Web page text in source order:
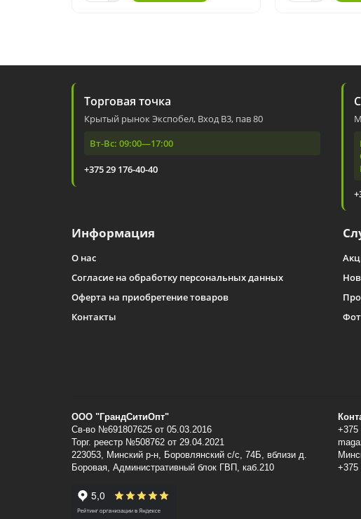
Торговая точка
Крытый рынок Экспобел, Вход В3, пав 80
Вт-Вс: 09:00—17:00
+375 29 176-40-40
Информация
О нас
Согласие на обработку персональных данных
Оферта на приобретение товаров
Контакты
ООО "ГрандСитиОпт"
Св-во №691807625 от 05.03.2016
Торг. реестр №508762 от 29.04.2021
223053, Минский p-н, Боровлянский с/с, 74Б, вблизи д.
Боровая, Административный блок ГВП, каб.210
+375
+375